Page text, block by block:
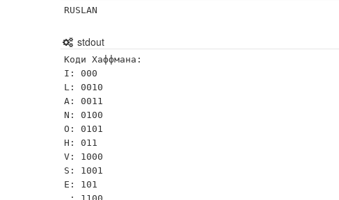
RUSLAN
stdout
Коди Хаффмана:
I: 000
L: 0010
A: 0011
N: 0100
O: 0101
H: 011
V: 1000
S: 1001
E: 101